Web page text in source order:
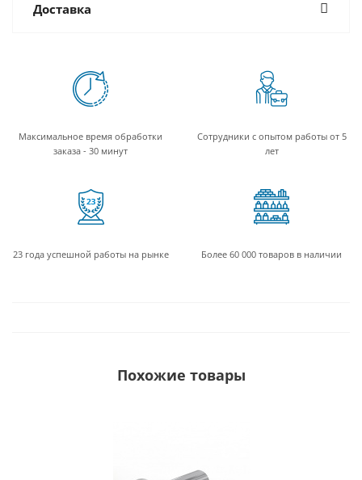
Доставка
Максимальное время обработки
заказа - 30 минут
Сотрудники с опытом работы от 5
лет
23 года успешной работы на рынке Более 60 000 товаров в наличии
Похожие товары